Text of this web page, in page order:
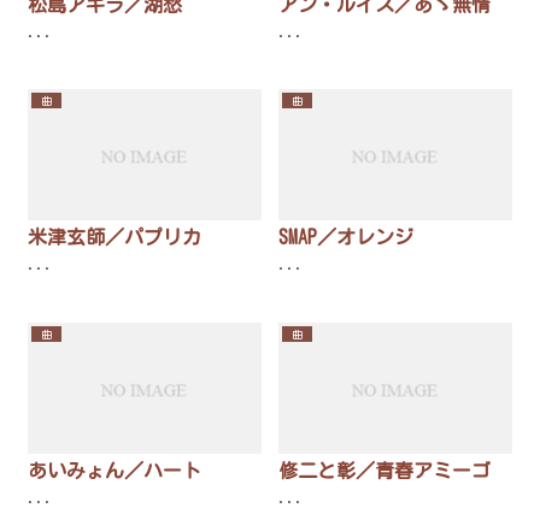
松島アキラ／湖愁
...
アン・ルイス／あゝ無情
...
曲
米津玄師／パプリカ
...
曲
SMAP／オレンジ
...
曲
あいみょん／ハート
...
曲
修二と彰／青春アミーゴ
...